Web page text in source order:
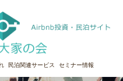
民泊関連サービス セミナー情報